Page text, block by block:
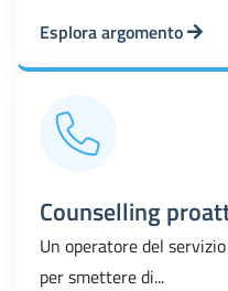
Esplora argomento
Counselling
Un operatore del
per smettere di...